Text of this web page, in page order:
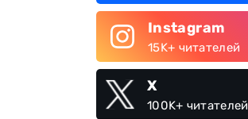
Instagram
15K+ читателей
X
100K+ читателей